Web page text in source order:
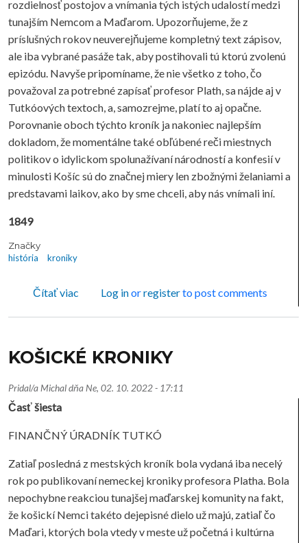
rozdielnosť postojov a vnímania tých istých udalostí medzi
tunajším Nemcom a Maďarom. Upozorňujeme, že z
príslušných rokov neuverejňujeme kompletný text zápisov,
ale iba vybrané pasáže tak, aby postihovali tú ktorú zvolenú
epizódu. Navyše pripomíname, že nie všetko z toho, čo
považoval za potrebné zapísať profesor Plath, sa nájde aj v
Tutkóových textoch, a, samozrejme, platí to aj opačne.
Porovnanie oboch týchto kroník ja nakoniec najlepším
dokladom, že momentálne také obľúbené reči miestnych
politikov o idylickom spolunažívaní národností a konfesií v
minulosti Košíc sú do značnej miery len zbožnými želaniami a
predstavami laikov, ako by sme chceli, aby nás vnímali iní.
1849
Značky
história
kroniky
Čítať viaco KOŠICKÉ KRONIKY
Log inorregisterto post comments
KOŠICKÉ KRONIKY
Pridal/a Michaldňa Ne, 02. 10. 2022 - 17:11
Časť šiesta
FINANČNÝ ÚRADNÍK TUTKÓ
Zatiaľ posledná z mestských kroník bola vydaná iba necelý
rok po publikovaní nemeckej kroniky profesora Platha. Bola
nepochybne reakciou tunajšej maďarskej komunity na fakt,
že košickí Nemci takéto dejepisné dielo už majú, zatiaľ čo
Maďari, ktorých bola vtedy v meste už početná i kultúrna